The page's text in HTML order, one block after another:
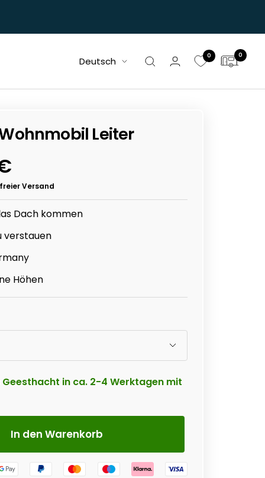
Sprache
Deutsch 0 0
Leiter
Versand
Dach kommen
verstauen
Höhen
Geesthacht in ca. 2-4 Werktagen mit
In den Warenkorb